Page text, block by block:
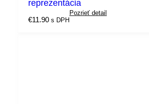
reprezentácia
€11.90 s DPH
Pozrieť detail